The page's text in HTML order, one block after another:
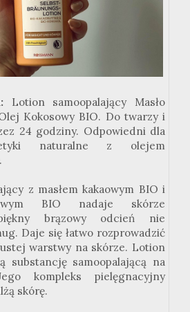
Lotion samoopalający Masło
Kokosowy BIO. Do twarzy i
24 godziny. Odpowiedni dla
naturalne z olejem
z masłem kakaowym BIO i
BIO nadaje skórze
brązowy odcień nie
Daje się łatwo rozprowadzić
warstwy na skórze. Lotion
substancję samoopalającą na
kompleks pielęgnacyjny
skórę.